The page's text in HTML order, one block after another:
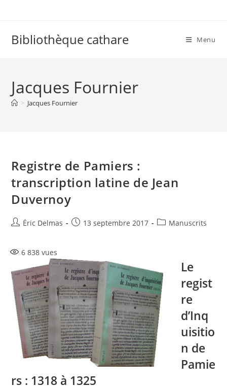
Bibliothèque cathare Menu
Jacques Fournier
> Jacques Fournier
Registre de Pamiers :
transcription latine de Jean
Duvernoy
Auteur/autrice
publication :
Éric Delmas
Publication
13 septembre 2017
PostManuscrits
6 838 vues
Le
regist
re
d’Inq
uisitio
n de
Pamie
rs : 1318 à 1325